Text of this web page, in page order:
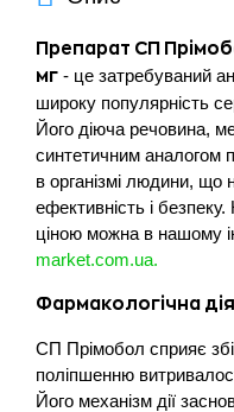
Препарат СП
мг - це затребуваний
широку популярність
Його діюча речовина,
синтетичним аналогом
в організмі людини, що
ефективність і
ціною можна в нашому
market.com.ua.
Фармакологічна дія
СП Прімобол сприяє
поліпшенню
Його механізм дії